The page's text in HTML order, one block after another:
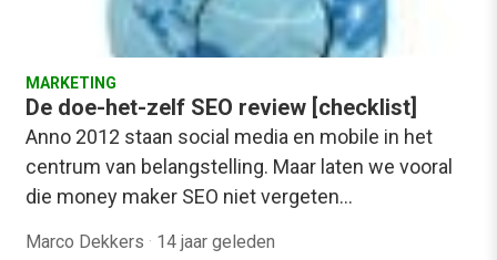
MARKETING
De doe-het-zelf SEO review [checklist]
Anno 2012 staan social media en mobile in het
centrum van belangstelling. Maar laten we vooral
die money maker SEO niet vergeten…
Marco Dekkers · 14 jaar geleden